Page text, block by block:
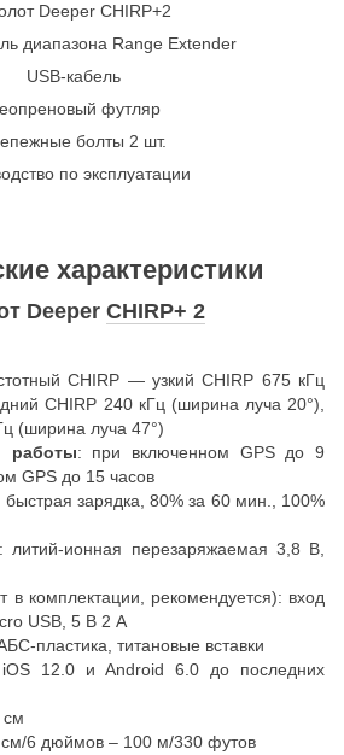
Deeper CHIRP+2
диапазона Range Extender
USB-кабель
футляр
болты 2 шт.
по эксплуатации
характеристики
Deeper CHIRP+ 2
CHIRP — узкий CHIRP 675 кГц
CHIRP 240 кГц (ширина луча 20°),
(ширина луча 47°)
работы: при включенном GPS до 9
GPS до 15 часов
быстрая зарядка, 80% за 60 мин., 100%
: литий-ионная перезаряжаемая 3,8 В,
в комплектации, рекомендуется): вход
USB, 5 В 2 А
пластика, титановые вставки
12.0 и Android 6.0 до последних
см
6 дюймов – 100 м/330 футов